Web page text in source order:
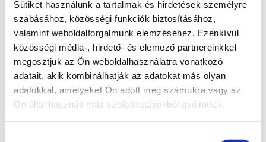
Sütiket használunk a tartalmak és hirdetések személyre
szabásához, közösségi funkciók biztosításához,
valamint weboldalforgalmunk elemzéséhez. Ezenkívül
közösségi média-, hirdető- és elemező partnereinkkel
megosztjuk az Ön weboldalhasználatra vonatkozó
adatait, akik kombinálhatják az adatokat más olyan
adatokkal, amelyeket Ön adott meg számukra vagy az
Ön által használt más szolgáltatásokból gyűjtöttek.
+ Bankközi jutalék és Kártyatársasági díj**
" a kötelező mezőket jelöli
Cég neve*